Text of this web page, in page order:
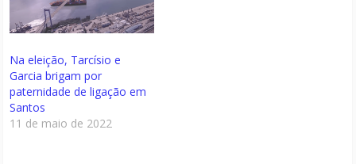
Na eleição, Tarcísio e
Garcia brigam por
paternidade de ligação em
Santos
11 de maio de 2022